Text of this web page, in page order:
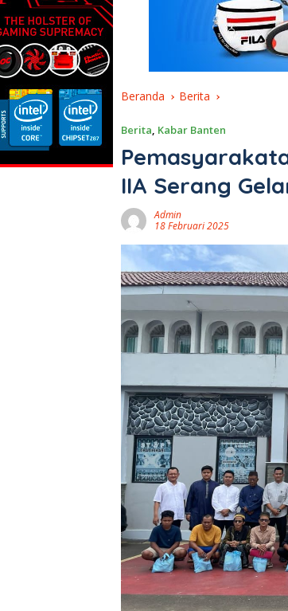
Beranda Berita
Berita, Kabar Banten
IIA Serang
Admin
18 Februari 2025